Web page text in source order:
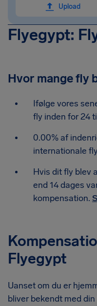
Upload
Flyegypt:
Hvor mange fly
Ifølge vores
fly inden for 24
0.00% af
internationale
Hvis dit fly blev
end 14 dages
kompensation.
Flyegypt
Uanset om du er
bliver bekendt med